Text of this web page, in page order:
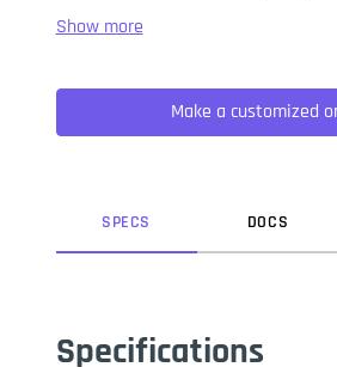
when an unknown printer took a galley of
not only five centuries, but also the
typesetting, remaining essentially
popularised in the 1960s with the
Make a customized
SPECS DOCS
Specifications